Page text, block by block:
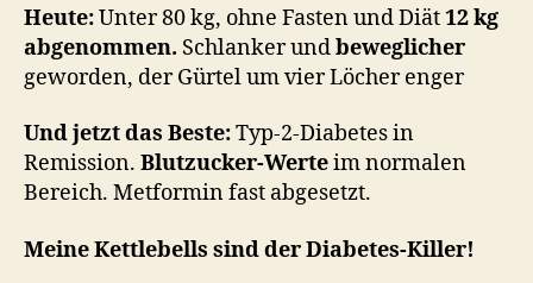
Heute:Unter 80 kg, ohne Fasten und Diät12 kg
abgenommen. Schlanker undbeweglicher
geworden, der Gürtel um vier Löcher enger
Und jetzt das Beste:Typ-2-Diabetes in
Remission. Blutzucker-Werteim normalen
Bereich. Metformin fast abgesetzt.
Meine Kettlebells sind der Diabetes-Killer!